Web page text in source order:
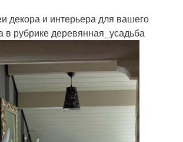
декора и интерьера для вашего
в рубрике деревянная_усадьба